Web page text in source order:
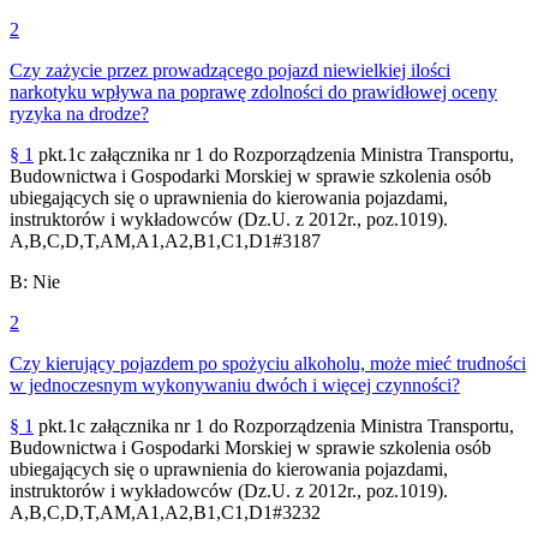
2
Czy zażycie przez prowadzącego pojazd niewielkiej ilości
narkotyku wpływa na poprawę zdolności do prawidłowej oceny
ryzyka na drodze?
§ 1 pkt.1c załącznika nr 1 do Rozporządzenia Ministra Transportu,
Budownictwa i Gospodarki Morskiej w sprawie szkolenia osób
ubiegających się o uprawnienia do kierowania pojazdami,
instruktorów i wykładowców (Dz.U. z 2012r., poz.1019).
A,B,C,D,T,AM,A1,A2,B1,C1,D1#3187
B: Nie
2
Czy kierujący pojazdem po spożyciu alkoholu, może mieć trudności
w jednoczesnym wykonywaniu dwóch i więcej czynności?
§ 1 pkt.1c załącznika nr 1 do Rozporządzenia Ministra Transportu,
Budownictwa i Gospodarki Morskiej w sprawie szkolenia osób
ubiegających się o uprawnienia do kierowania pojazdami,
instruktorów i wykładowców (Dz.U. z 2012r., poz.1019).
A,B,C,D,T,AM,A1,A2,B1,C1,D1#3232